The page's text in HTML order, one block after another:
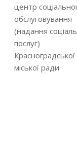
центр
обслуговування
(надання
послуг)
Красноградської
міської ради